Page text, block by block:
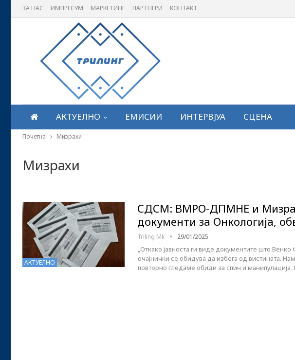
ЗА НАС ИМПРЕСУМ МАРКЕТИНГ ПАРТНЕРИ КОНТАКТ
АКТУЕЛНО ЕМИСИИ ИНТЕРВЈУА СЦЕНА
Почетна Мизрахи
Мизрахи
АКТУЕЛНО
СДСМ: ВМРО-ДПМНЕ и
документи за Онкологија,
Triling Mk 29/01/2025
„Откако јавноста ги виде документите што
очајнички се обидува да избега од вистината.
повторно гледаме обиди за спин и